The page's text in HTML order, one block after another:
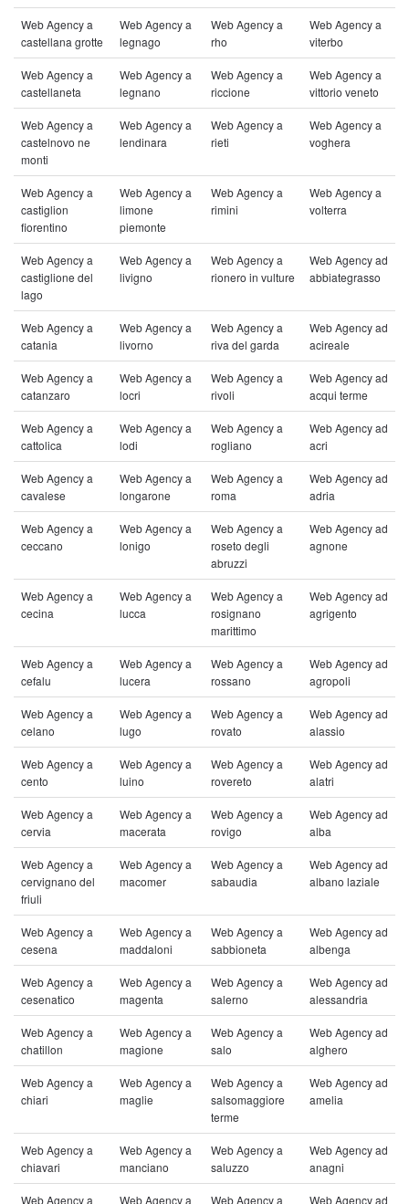
Web Agency a
castellana grotte
Web Agency a
legnago
Web Agency a
rho
Web Agency a
viterbo
Web Agency a
castellaneta
Web Agency a
legnano
Web Agency a
riccione
Web Agency a
vittorio veneto
Web Agency a
castelnovo ne
monti
Web Agency a
lendinara
Web Agency a
rieti
Web Agency a
voghera
Web Agency a
castiglion
fiorentino
Web Agency a
limone
piemonte
Web Agency a
rimini
Web Agency a
volterra
Web Agency a
castiglione del
lago
Web Agency a
livigno
Web Agency a
rionero in vulture
Web Agency ad
abbiategrasso
Web Agency a
catania
Web Agency a
livorno
Web Agency a
riva del garda
Web Agency ad
acireale
Web Agency a
catanzaro
Web Agency a
locri
Web Agency a
rivoli
Web Agency ad
acqui terme
Web Agency a
cattolica
Web Agency a
lodi
Web Agency a
rogliano
Web Agency ad
acri
Web Agency a
cavalese
Web Agency a
longarone
Web Agency a
roma
Web Agency ad
adria
Web Agency a
ceccano
Web Agency a
lonigo
Web Agency a
roseto degli
abruzzi
Web Agency ad
agnone
Web Agency a
cecina
Web Agency a
lucca
Web Agency a
rosignano
marittimo
Web Agency ad
agrigento
Web Agency a
cefalu
Web Agency a
lucera
Web Agency a
rossano
Web Agency ad
agropoli
Web Agency a
celano
Web Agency a
lugo
Web Agency a
rovato
Web Agency ad
alassio
Web Agency a
cento
Web Agency a
luino
Web Agency a
rovereto
Web Agency ad
alatri
Web Agency a
cervia
Web Agency a
macerata
Web Agency a
rovigo
Web Agency ad
alba
Web Agency a
cervignano del
friuli
Web Agency a
macomer
Web Agency a
sabaudia
Web Agency ad
albano laziale
Web Agency a
cesena
Web Agency a
maddaloni
Web Agency a
sabbioneta
Web Agency ad
albenga
Web Agency a
cesenatico
Web Agency a
magenta
Web Agency a
salerno
Web Agency ad
alessandria
Web Agency a
chatillon
Web Agency a
magione
Web Agency a
salo
Web Agency ad
alghero
Web Agency a
chiari
Web Agency a
maglie
Web Agency a
salsomaggiore
terme
Web Agency ad
amelia
Web Agency a
chiavari
Web Agency a
manciano
Web Agency a
saluzzo
Web Agency ad
anagni
Web Agency a Web Agency a Web Agency a Web Agency ad